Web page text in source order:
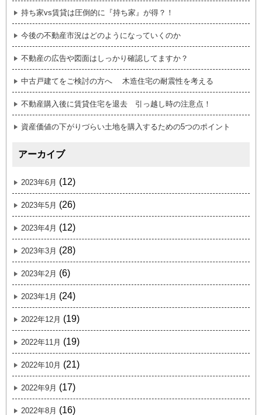
持ち家vs賃貸は圧倒的に『持ち家』が得？！
今後の不動産市況はどのようになっていくのか
不動産の広告や図面はしっかり確認してますか？
中古戸建てをご検討の方へ 木造住宅の耐震性を考える
不動産購入後に賃貸住宅を退去 引っ越し時の注意点！
資産価値の下がりづらい土地を購入するための5つのポイント
アーカイブ
2023年6月 (12)
2023年5月 (26)
2023年4月 (12)
2023年3月 (28)
2023年2月 (6)
2023年1月 (24)
2022年12月 (19)
2022年11月 (19)
2022年10月 (21)
2022年9月 (17)
2022年8月 (16)